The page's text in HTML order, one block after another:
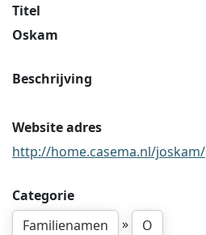
Titel
Oskam
Beschrijving
Website adres
http://home.casema.nl/joskam/
Categorie
Familienamen
» O